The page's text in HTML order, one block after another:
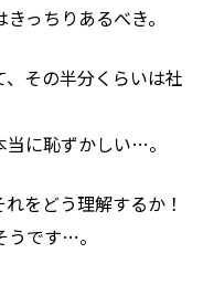
っちりあるべき。
その半分くらいは社
に恥ずかしい…。
をどう理解するか！
うです…。